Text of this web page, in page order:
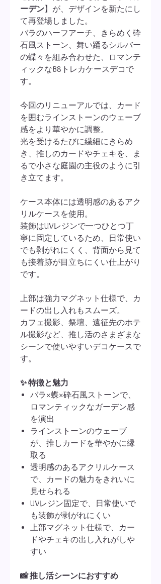
ーデン】が、デザインを新たにし
て再登場しました。
バラのハーフアーチ、きらめく砕
石風ストーン、舞い踊るシルバー
の蝶々を組み合わせた、ロマンテ
ィックなB8トレカケースデコで
す。
今回のリニューアルでは、カード
を囲むラインストーンのウェーブ
感をより華やかに調整。
光を受けるたびに繊細にきらめ
き、推しのカードやチェキを、ま
るで小さな庭園の主役のように引
き立てます。
ケース本体には透明感のあるアク
リルケースを使用。
装飾はUVレジンで一つひとつ丁
寧に固定しているため、日常使い
でも剥がれにくく、背面から見て
も接着跡が目立ちにくい仕上がり
です。
上部は強力マグネット仕様で、カ
ードの出し入れもスムーズ。
カフェ撮影、祭壇、遠征先のホテ
ル撮影など、推し活のさまざまな
シーンで使いやすいデコケースで
す。
✨ 特徴と魅力
バラ×蝶×砕石風ストーンで、
ロマンティックなガーデン感
を演出
ラインストーンのウェーブ
が、推しカードを華やかに縁
取る
透明感のあるアクリルケース
で、カードの魅力をきれいに
見せられる
UVレジン固定で、日常使いで
も装飾が剥がれにくい
上部マグネット仕様で、カー
ドやチェキの出し入れがしや
すい
📸 推し活シーンにおすすめ